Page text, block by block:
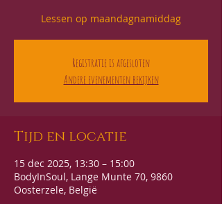
Lessen op maandagnamiddag
Registratie is afgesloten
Andere evenementen bekijken
Tijd en locatie
15 dec 2025, 13:30 – 15:00
BodyInSoul, Lange Munte 70, 9860
Oosterzele, België